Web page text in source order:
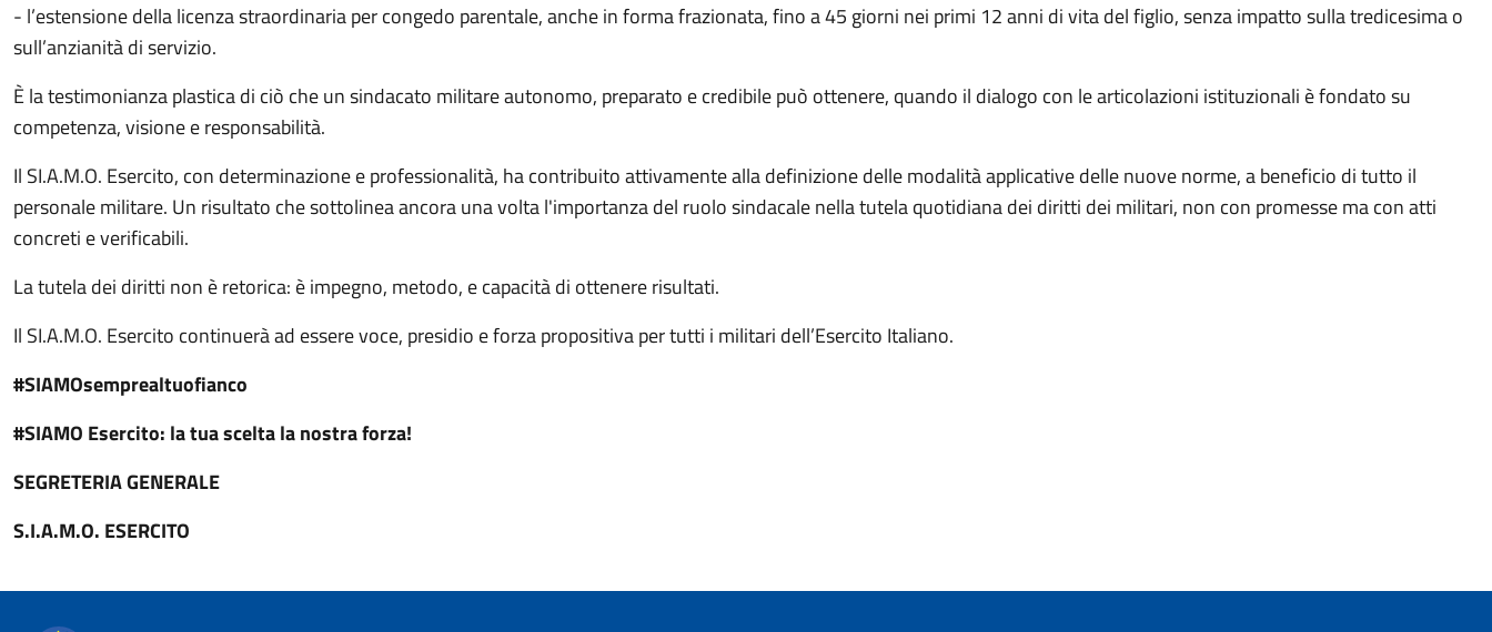
- l’estensione della licenza straordinaria per congedo parentale, anche in forma frazionata, fino a 45 giorni nei primi 12 anni di vita del figlio, senza impatto sulla tredicesima o
sull’anzianità di servizio.
È la testimonianza plastica di ciò che un sindacato militare autonomo, preparato e credibile può ottenere, quando il dialogo con le articolazioni istituzionali è fondato su
competenza, visione e responsabilità.
Il SI.A.M.O. Esercito, con determinazione e professionalità, ha contribuito attivamente alla definizione delle modalità applicative delle nuove norme, a beneficio di tutto il
personale militare. Un risultato che sottolinea ancora una volta l'importanza del ruolo sindacale nella tutela quotidiana dei diritti dei militari, non con promesse ma con atti
concreti e verificabili.
La tutela dei diritti non è retorica: è impegno, metodo, e capacità di ottenere risultati.
Il SI.A.M.O. Esercito continuerà ad essere voce, presidio e forza propositiva per tutti i militari dell’Esercito Italiano.
#SIAMOsemprealtuofianco
#SIAMO Esercito: la tua scelta la nostra forza!
SEGRETERIA GENERALE
S.I.A.M.O. ESERCITO